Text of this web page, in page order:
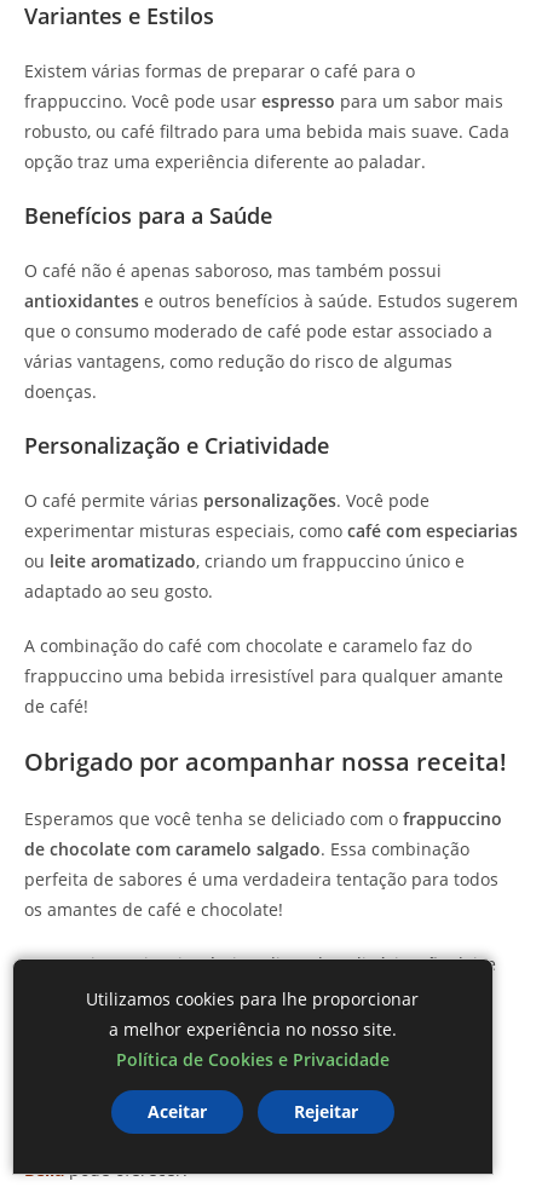
Variantes e Estilos
Existem várias formas de preparar o café para o
frappuccino. Você pode usar espresso para um sabor mais
robusto, ou café filtrado para uma bebida mais suave. Cada
opção traz uma experiência diferente ao paladar.
Benefícios para a Saúde
O café não é apenas saboroso, mas também possui
antioxidantes e outros benefícios à saúde. Estudos sugerem
que o consumo moderado de café pode estar associado a
várias vantagens, como redução do risco de algumas
doenças.
Personalização e Criatividade
O café permite várias personalizações. Você pode
experimentar misturas especiais, como café com especiarias
ou leite aromatizado, criando um frappuccino único e
adaptado ao seu gosto.
A combinação do café com chocolate e caramelo faz do
frappuccino uma bebida irresistível para qualquer amante
de café!
Obrigado por acompanhar nossa receita!
Esperamos que você tenha se deliciado com o frappuccino
de chocolate com caramelo salgado. Essa combinação
perfeita de sabores é uma verdadeira tentação para todos
os amantes de café e chocolate!
Para mais receitas incríveis e dicas de culinária, não deixe
de nos seguir nas redes sociais e visitar oProtal de
Culinária Receitas da Bella. Venha fazer parte da nossa
comunidade! Seu apoio nos inspira a criar ainda mais
conteúdo delicioso e criativo.
Junte-se a nós e descubra tudo o que oBlog Receitas da
Bellapode oferecer!
Utilizamos cookies para lhe proporcionar
a melhor experiência no nosso site.
Política de Cookies e Privacidade
Aceitar Rejeitar